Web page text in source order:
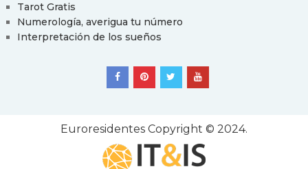
Tarot Gratis
Numerología, averigua tu número
Interpretación de los sueños
Euroresidentes Copyright © 2024.